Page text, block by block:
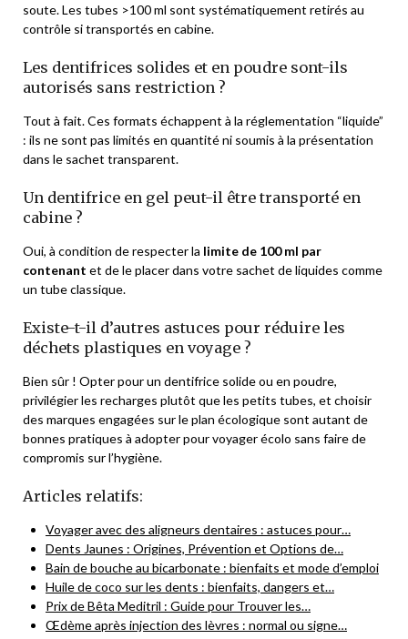
soute. Les tubes >100 ml sont systématiquement retirés au
contrôle si transportés en cabine.
Les dentifrices solides et en poudre sont-ils
autorisés sans restriction ?
Tout à fait. Ces formats échappent à la réglementation “liquide”
: ils ne sont pas limités en quantité ni soumis à la présentation
dans le sachet transparent.
Un dentifrice en gel peut-il être transporté en
cabine ?
Oui, à condition de respecter la limite de 100 ml par
contenant et de le placer dans votre sachet de liquides comme
un tube classique.
Existe-t-il d’autres astuces pour réduire les
déchets plastiques en voyage ?
Bien sûr ! Opter pour un dentifrice solide ou en poudre,
privilégier les recharges plutôt que les petits tubes, et choisir
des marques engagées sur le plan écologique sont autant de
bonnes pratiques à adopter pour voyager écolo sans faire de
compromis sur l’hygiène.
Articles relatifs:
Voyager avec des aligneurs dentaires : astuces pour…
Dents Jaunes : Origines, Prévention et Options de…
Bain de bouche au bicarbonate : bienfaits et mode d’emploi
Huile de coco sur les dents : bienfaits, dangers et…
Prix de Bêta Meditril : Guide pour Trouver les…
Œdème après injection des lèvres : normal ou signe…